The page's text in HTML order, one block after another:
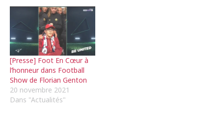
[Presse] Foot En Cœur à
l’honneur dans Football
Show de Florian Genton
20 novembre 2021
Dans "Actualités"